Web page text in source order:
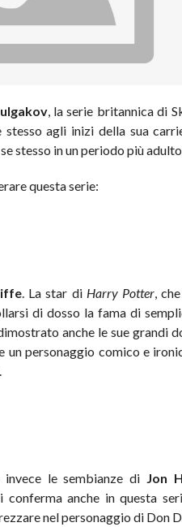
, la serie britannica di
agli inizi della sua
stesso in un periodo più
questa serie:
. La star di Harry Potter,
di dosso la fama di
anche le sue grandi
un personaggio comico e
le sembianze di Jon
conferma anche in questa
nel personaggio di Don